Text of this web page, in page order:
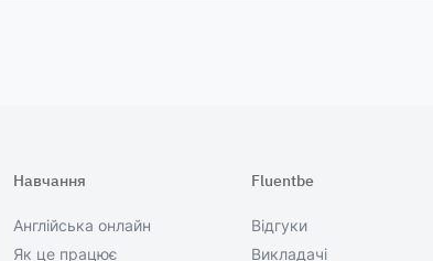
Навчання
Англійська онлайн
Як це працює
Fluentbe
Відгуки
Викладачі